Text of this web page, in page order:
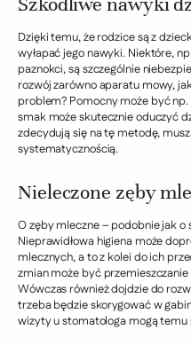
Dzięki temu, że rodzice są z
wyłapać jego nawyki. Niektóre,
paznokci, są szczególnie
rozwój zarówno aparatu mowy,
problem? Pomocny może być
smak może skutecznie oduczyć
zdecydują się na tę metodę,
systematycznością.
Nieleczone zęby
O zęby mleczne – podobnie jak o
Nieprawidłowa higiena może
mlecznych, a to z kolei do ich
zmian może być
Wówczas również dojdzie do
trzeba będzie skorygować w
wizyty u stomatologa mogą temu